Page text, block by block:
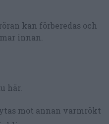
kan förberedas och
innan.
här.
mot annan varmrökt